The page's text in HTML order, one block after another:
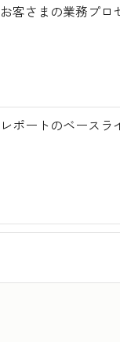
お客さまの業務プロ
レポートのベースラ
チームのメンバー